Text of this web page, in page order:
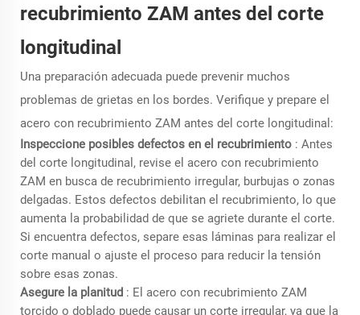
recubrimiento ZAM antes del corte
longitudinal
Una preparación adecuada puede prevenir muchos
problemas de grietas en los bordes. Verifique y prepare el
acero con recubrimiento ZAM antes del corte longitudinal:
Inspeccione posibles defectos en el recubrimiento : Antes
del corte longitudinal, revise el acero con recubrimiento
ZAM en busca de recubrimiento irregular, burbujas o zonas
delgadas. Estos defectos debilitan el recubrimiento, lo que
aumenta la probabilidad de que se agriete durante el corte.
Si encuentra defectos, separe esas láminas para realizar el
corte manual o ajuste el proceso para reducir la tensión
sobre esas zonas.
Asegure la planitud : El acero con recubrimiento ZAM
torcido o doblado puede causar un corte irregular, ya que la